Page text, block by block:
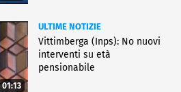
01:13
ULTIME NOTIZIE
Vittimberga (Inps): No nuovi
interventi su età
pensionabile